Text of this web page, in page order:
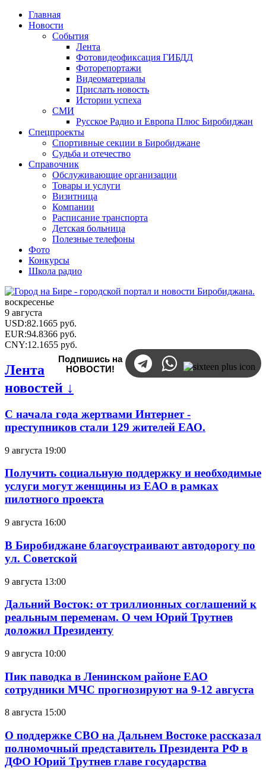
Главная
Новости
События
Лента
Фотовидеофиксация ГИБДД
Фоторепортажи
Видеоматериалы
Прислать новость
Истории успеха
СМИ
Русское Радио и Европа Плюс Биробиджан
Спецпроекты
Спортивные секции в Биробиджане
Судьба и отечество
Справочник
Обслуживающие организации
Товары и услуги
Визитница
Компании
Расписание транспорта
Детская больница
Полезные телефоны
Фото
Конкурсы
Школа радио
воскресенье
9 августа
USD:82.1665 руб.
EUR:94.8366 руб.
CNY:12.1655 руб.
Подпишись на
НОВОСТИ!
Лента
новостей ↓
С начала года жертвами Интернет -
преступников стали 129 жителей ЕАО.
9 августа 19:00
Получить социальную поддержку и необходимые
услуги могут женщины из ЕАО в рамках
пилотного проекта
9 августа 16:00
В Биробиджане благоустраивают автодорогу по
ул. Советской
9 августа 13:00
Дальний Восток: от триллионных соглашений к
реальным переменам. О чем Юрий Трутнев
доложил Президенту
9 августа 10:00
Пик паводка в Ленинском районе ЕАО
сотрудники МЧС прогнозируют на 9-12 августа
8 августа 15:00
О поддержке СВО на Дальнем Востоке рассказал
полномочный представитель Президента РФ в
ДФО Юрий Трутнев главе государства